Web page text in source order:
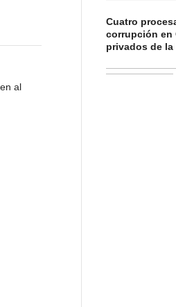
al
Cuatro
corrupción en
privados de la